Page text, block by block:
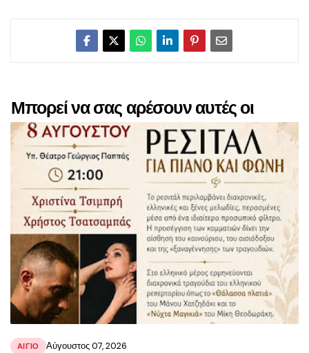
Μπορεί να σας αρέσουν αυτές οι
αναρτήσεις
ΑΙΓΙΟ Αύγουστος 07, 2026